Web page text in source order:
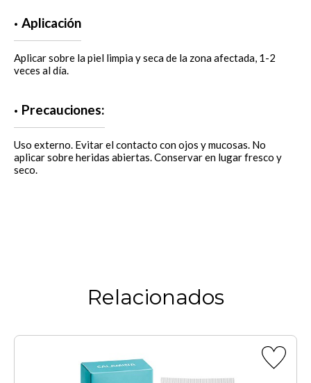
Aplicación
Aplicar sobre la piel limpia y seca de la zona afectada, 1-2
veces al día.
Precauciones:
Uso externo. Evitar el contacto con ojos y mucosas. No
aplicar sobre heridas abiertas. Conservar en lugar fresco y
seco.
Relacionados